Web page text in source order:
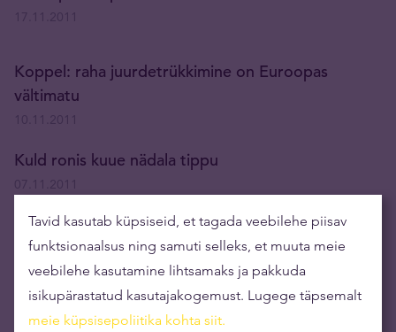
Koppel: raha juurdetrükkimine on Euroopas
vältimatu
Kuld ronis kuue nädala tippu
Atonen: Tavidil pool tonni kulda
07.11.2011
Tavid alustab tegevust Norra turul
Tavid kasutab küpsiseid, et tagada veebilehe piisav
funktsionaalsus ning samuti selleks, et muuta meie
veebilehe kasutamine lihtsamaks ja pakkuda
isikupärastatud kasutajakogemust. Lugege täpsemalt
meie küpsisepoliitika kohta siit.